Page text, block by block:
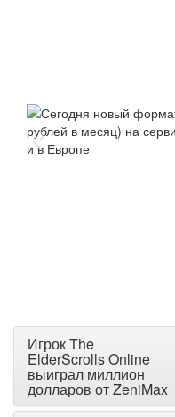
Игрок The
ElderScrolls Online
выиграл миллион
долларов от ZeniMax